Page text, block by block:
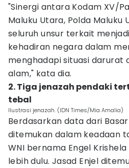
"Sinergi antara Kodam XV/
Maluku Utara, Polda Maluku
seluruh unsur terkait
kehadiran negara dalam
menghadapi situasi darurat
alam," kata dia.
2. Tiga jenazah pendaki
tebal
Ilustrasi jenazah. (IDN Times/Mia Amalia)
Berdasarkan data dari
ditemukan dalam keadaan
WNI bernama Engel
lebih dulu. Jasad Enjel